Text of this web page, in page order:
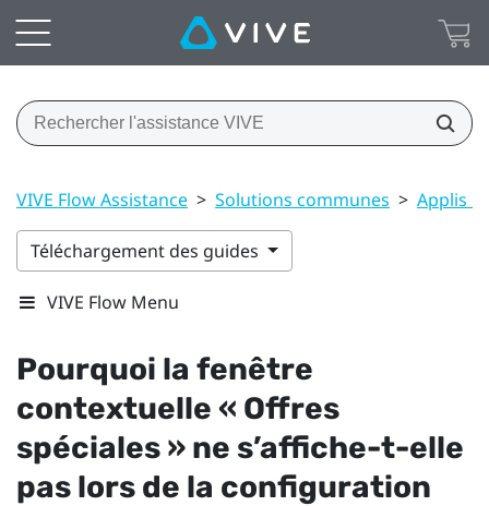
VIVE Flow Assistance > Solutions communes > Applis
Téléchargement des guides
VIVE Flow Menu
Pourquoi la fenêtre
contextuelle « Offres
spéciales » ne s’affiche-t-elle
pas lors de la configuration